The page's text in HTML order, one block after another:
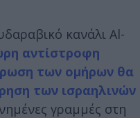
κανάλι Al-
αντίστροφη
των ομήρων θα
των ισραηλινών
γραμμές στη